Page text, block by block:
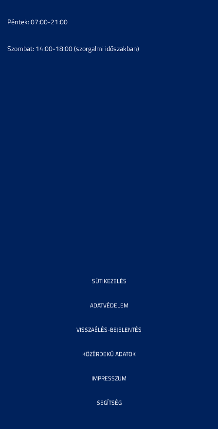
Péntek: 07:00-21:00
Szombat: 14:00-18:00 (szorgalmi időszakban)
SÜTIKEZELÉS
ADATVÉDELEM
VISSZAÉLÉS-BEJELENTÉS
KÖZÉRDEKŰ ADATOK
IMPRESSZUM
SEGÍTSÉG